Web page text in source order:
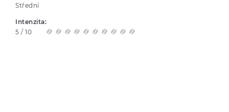
Střední
Intenzita:
5 / 10